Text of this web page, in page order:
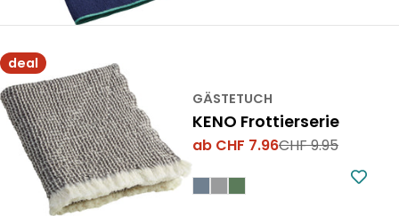
deal
GÄSTETUCH
KENO Frottierserie
Verkaufspreis
ab CHF 7.96
Regulärer
CHF 9.95